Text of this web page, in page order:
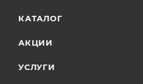
КАТАЛОГ
АКЦИИ
УСЛУГИ